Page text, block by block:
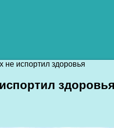
не испортил здоровья